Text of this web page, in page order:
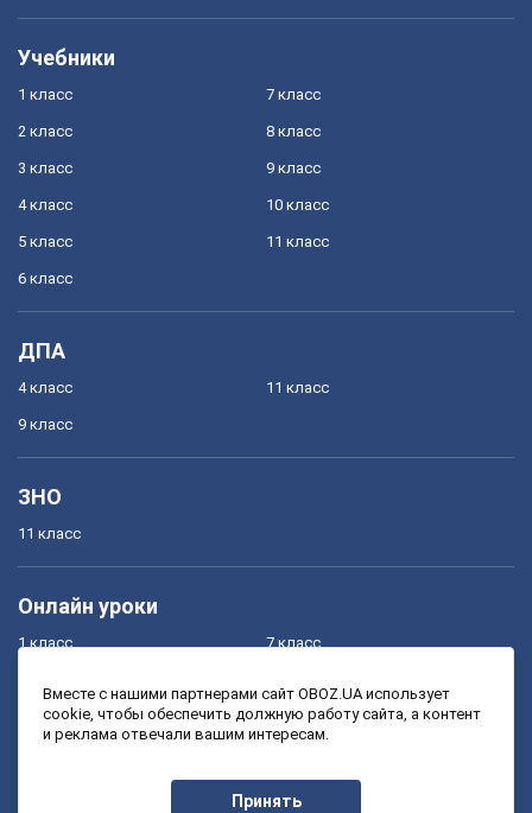
Учебники
1 класс
2 класс
3 класс
4 класс
5 класс
6 класс
7 класс
8 класс
9 класс
10 класс
11 класс
ДПА
4 класс
9 класс
11 класс
ЗНО
11 класс
Онлайн уроки
1 класс
3 класс
7 класс
9 класс
Вместе с нашими партнерами сайт OBOZ.UA использует
cookie, чтобы обеспечить должную работу сайта, а контент
и реклама отвечали вашим интересам.
Принять